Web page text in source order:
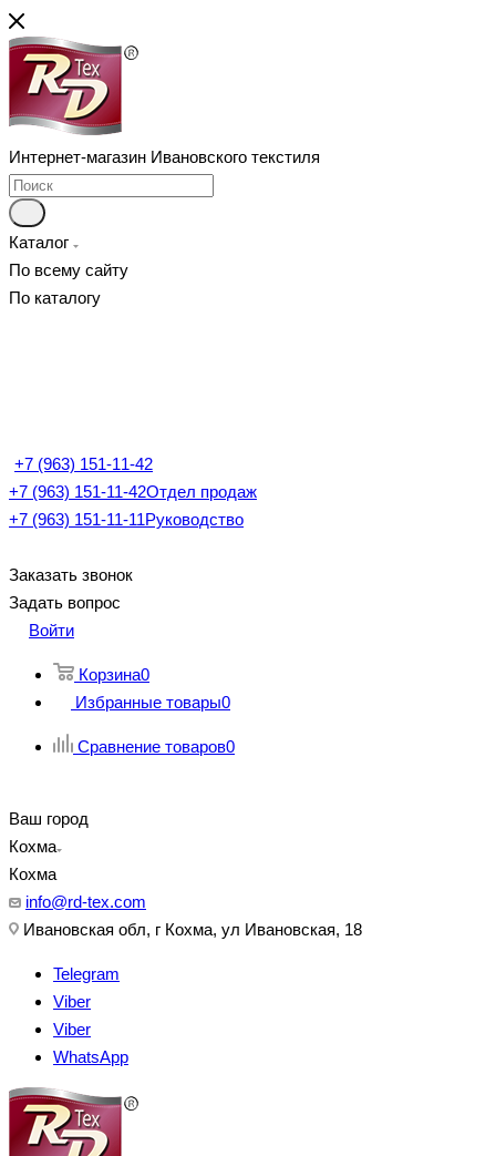
Интернет-магазин Ивановского текстиля
Каталог
По всему сайту
По каталогу
+7 (963) 151-11-42
+7 (963) 151-11-42Отдел продаж
+7 (963) 151-11-11Руководство
Заказать звонок
Задать вопрос
Войти
Корзина0
Избранные товары0
Сравнение товаров0
Ваш город
Кохма
Кохма
info@rd-tex.com
Ивановская обл, г Кохма, ул Ивановская, 18
Telegram
Viber
Viber
WhatsApp